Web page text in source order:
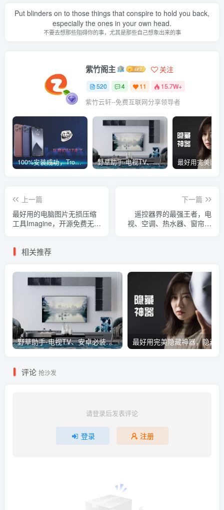
Put blinders on to those things that conspire to hold you back,
especially the ones in your own head.
不要去想那些阻碍你的事，尤其是那些自己想象出来的事
紫竹阁主 关注
520 4 11 15.7W+
紫竹云轩--免费互联网分享领导者
100%安装成功，TrollStore巨魔商店ios17来了，这些系统马上起飞了 野草助手-电视TV、安卓必装的一款软件，超级好用
上一篇
最好用的电脑图片无损压缩
工具Imagine，开源免费无
下一篇
遥控器界的最强王者，电
视、空调、热水器、窗帘应
相关推荐
野草助手-电视TV、安卓必装的一款软件，超级好用
评论 抢沙发
请登录后发表评论
登录 注册